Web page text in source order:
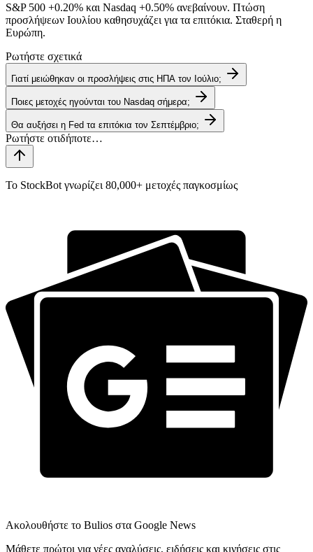
S&P 500 +0.20% και Nasdaq +0.50% ανεβαίνουν. Πτώση
προσλήψεων Ιουλίου καθησυχάζει για τα επιτόκια. Σταθερή η
Ευρώπη.
Ρωτήστε σχετικά
Γιατί μειώθηκαν οι προσλήψεις στις ΗΠΑ τον Ιούλιο;
Ποιες μετοχές ηγούνται του Nasdaq σήμερα;
Θα αυξήσει η Fed τα επιτόκια τον Σεπτέμβριο;
Το StockBot γνωρίζει 80,000+ μετοχές παγκοσμίως
Ακολουθήστε το Bulios στα Google News
Μάθετε πρώτοι για νέες αναλύσεις, ειδήσεις και κινήσεις στις